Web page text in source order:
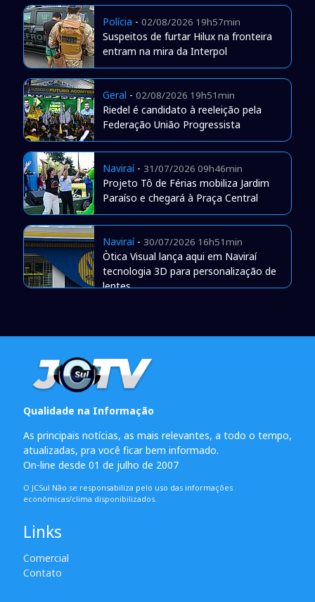
Polícia - 02/08/2026 19h57min
Suspeitos de furtar Hilux na fronteira
entram na mira da Interpol
Geral - 02/08/2026 19h51min
Riedel é candidato à reeleição pela
Federação União Progressista
Naviraí- 31/07/2026 09h46min
Projeto Tô de Férias mobiliza Jardim
Paraíso e chegará à Praça Central
Naviraí- 30/07/2026 16h51min
Òtica Visual lança aqui em Naviraí
tecnologia 3D para personalização de
lentes
Qualidade na Informação
As principais notícias, as mais relevantes, a todo o tempo,
atualizadas, pra você ficar bem informado.
On-line desde 01 de julho de 2007
O JCSul Não se responsabiliza pelo uso das informações
econômicas/clima disponibilizados.
Links
Comercial
Contato